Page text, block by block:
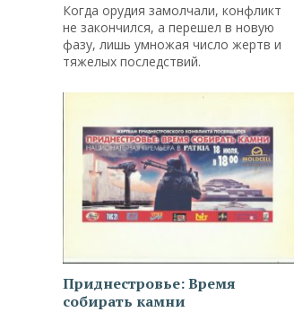
Когда орудия замолчали, конфликт
не закончился, а перешел в новую
фазу, лишь умножая число жертв и
тяжелых последствий.
Приднестровье: Время
собирать камни